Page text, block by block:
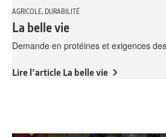
AGRICOLE, DURABILITÉ
La belle vie
Demande en protéines et exigences
Lire l'article La belle vie